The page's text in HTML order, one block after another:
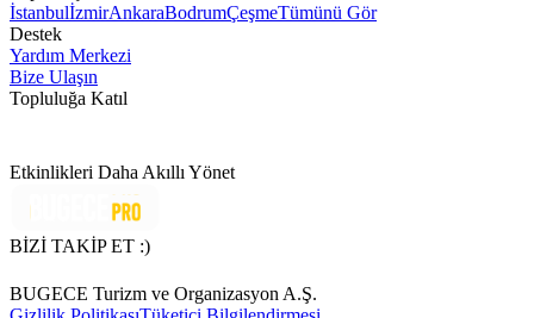
İstanbulİzmirAnkaraBodrumÇeşmeTümünü Gör
Destek
Yardım Merkezi
Bize Ulaşın
Topluluğa Katıl
Etkinlikleri Daha Akıllı Yönet
BİZİ TAKİP ET :)
BUGECE Turizm ve Organizasyon A.Ş.